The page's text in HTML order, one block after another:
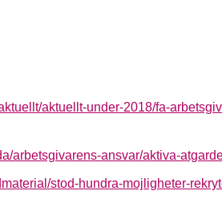
aktuellt-under-2018/fa-
arbetsgivarens-ansvar/aktiva-
stod-hundra-mojligheter-